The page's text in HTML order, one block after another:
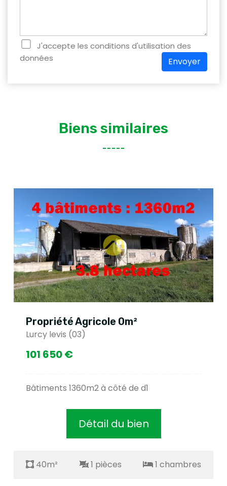
J'accepte les conditions d'utilisation des
données
Envoyer
Biens similaires
Propriété Agricole 0m²
Lurcy levis (03)
101 650 €
Bâtiments 1360m2 à côté de d1
Détail du bien
40m² 1 pièces 1 chambres